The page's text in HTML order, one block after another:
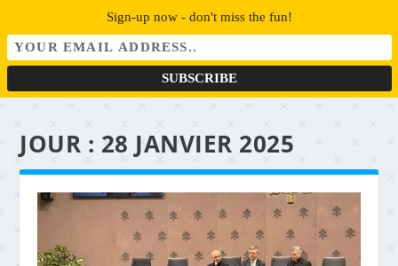
JOUR : 28 JANVIER 2025
Sign-up now - don't miss the fun!